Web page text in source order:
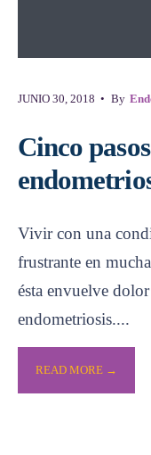
JUNIO 30, 2018 • By
Cinco
Vivir con una
frustrante en
ésta envuelve
endometriosis....
READ MORE →